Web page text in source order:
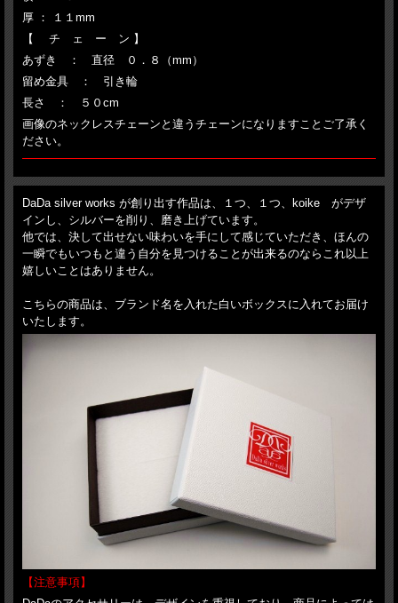
厚 ： １１mm
【 チ ェ ー ン 】
あずき ： 直径 ０．８（mm）
留め金具 ： 引き輪
長さ ： ５０cm
画像のネックレスチェーンと違うチェーンになりますことご了承く
ださい。
DaDa silver works が創り出す作品は、１つ、１つ、koike がデザ
インし、シルバーを削り、磨き上げています。
他では、決して出せない味わいを手にして感じていただき、ほんの
一瞬でもいつもと違う自分を見つけることが出来るのならこれ以上
嬉しいことはありません。
こちらの商品は、ブランド名を入れた白いボックスに入れてお届け
いたします。
【注意事項】